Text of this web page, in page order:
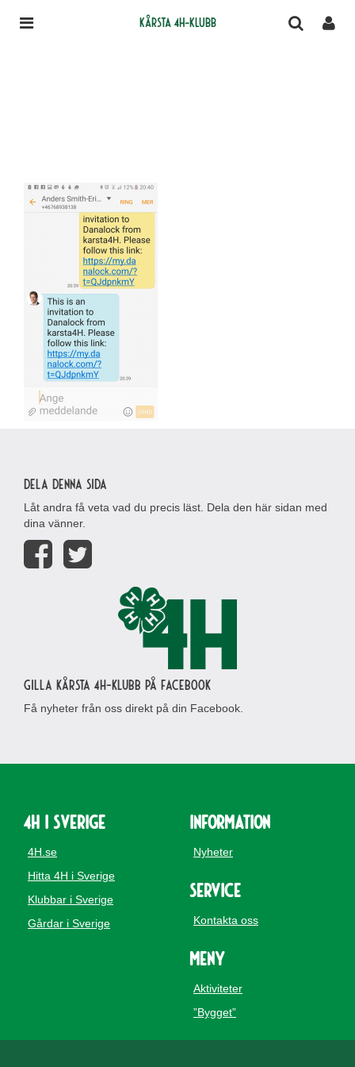
Kårsta 4H-klubb
Dela denna sida
Låt andra få veta vad du precis läst. Dela den här sidan med
dina vänner.
Gilla Kårsta 4H-klubb på Facebook
Få nyheter från oss direkt på din Facebook.
4H i Sverige
4H.se
Hitta 4H i Sverige
Klubbar i Sverige
Gårdar i Sverige
Information
Nyheter
Service
Kontakta oss
Meny
Aktiviteter
”Bygget”